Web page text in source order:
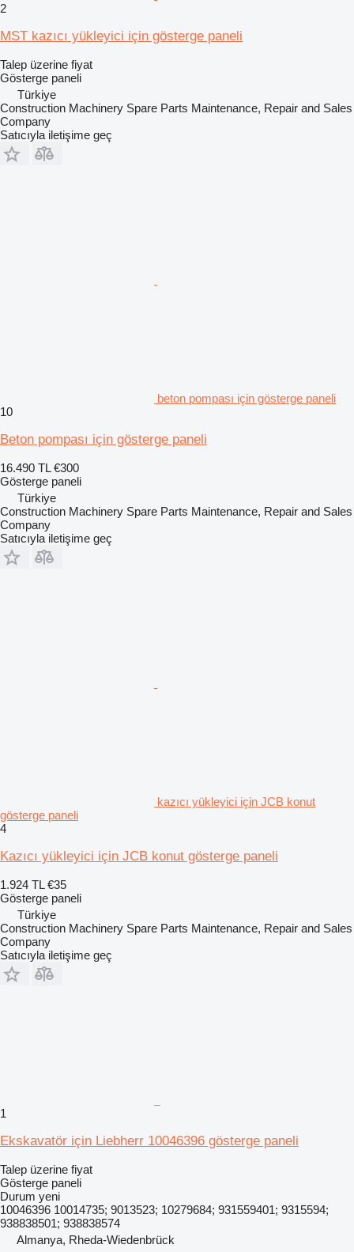
2
MST kazıcı yükleyici için gösterge paneli
Talep üzerine fiyat
Gösterge paneli
Türkiye
Construction Machinery Spare Parts Maintenance, Repair and Sales
Company
Satıcıyla iletişime geç
beton pompası için gösterge paneli
10
Beton pompası için gösterge paneli
16.490 TL €300
Gösterge paneli
Türkiye
Construction Machinery Spare Parts Maintenance, Repair and Sales
Company
Satıcıyla iletişime geç
kazıcı yükleyici için JCB konut
gösterge paneli
4
Kazıcı yükleyici için JCB konut gösterge paneli
1.924 TL €35
Gösterge paneli
Türkiye
Construction Machinery Spare Parts Maintenance, Repair and Sales
Company
Satıcıyla iletişime geç
1
Ekskavatör için Liebherr 10046396 gösterge paneli
Talep üzerine fiyat
Gösterge paneli
Durum yeni
10046396 10014735; 9013523; 10279684; 931559401; 9315594;
938838501; 938838574
Almanya, Rheda-Wiedenbrück